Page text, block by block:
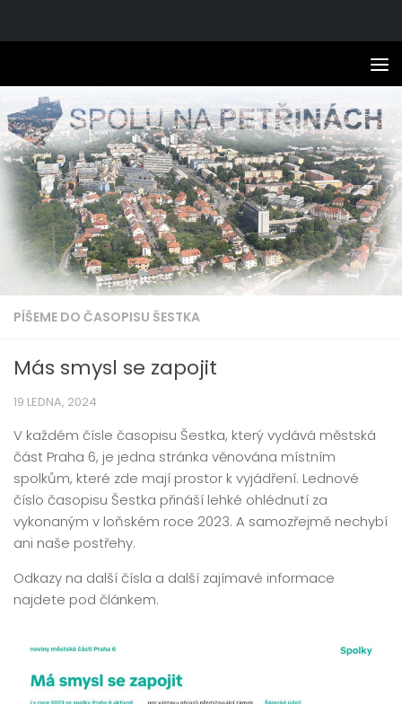
PÍŠEME DO ČASOPISU ŠESTKA
Más smysl se zapojit
19 LEDNA, 2024
V každém čísle časopisu Šestka, který vydává městská
část Praha 6, je jedna stránka věnována místním
spolkům, které zde mají prostor k vyjádření. Lednové
číslo časopisu Šestka přináší lehké ohlédnutí za
vykonaným v loňském roce 2023. A samozřejmě nechybí
ani naše postřehy.
Odkazy na další čísla a další zajímavé informace
najdete pod článkem.